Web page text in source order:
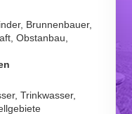
Brunnenbauer,
Obstanbau,
Trinkwasser,